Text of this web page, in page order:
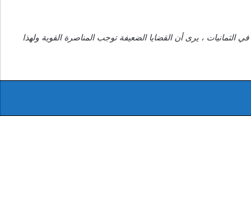
الثمانيات ، يرى أن القضايا الضعيفة توجب المناصرة القوية ولهذا